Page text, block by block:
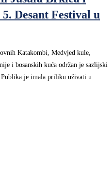
Desant Festival u
Katakombi, Medvjed kule,
i bosanskih kuća održan je sazlijski
je imala priliku uživati u